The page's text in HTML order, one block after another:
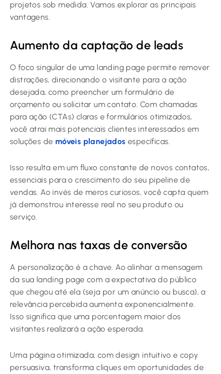
projetos sob medida. Vamos explorar as principais
vantagens.
Aumento da captação de leads
O foco singular de uma landing page permite remover
distrações, direcionando o visitante para a ação
desejada, como preencher um formulário de
orçamento ou solicitar um contato. Com chamadas
para ação (CTAs) claras e formulários otimizados,
você atrai mais potenciais clientes interessados em
soluções de móveis planejados específicas.
Isso resulta em um fluxo constante de novos contatos,
essenciais para o crescimento do seu pipeline de
vendas. Ao invés de meros curiosos, você capta quem
já demonstrou interesse real no seu produto ou
serviço.
Melhora nas taxas de conversão
A personalização é a chave. Ao alinhar a mensagem
da sua landing page com a expectativa do público
que chegou até ela (seja por um anúncio ou busca), a
relevância percebida aumenta exponencialmente.
Isso significa que uma porcentagem maior dos
visitantes realizará a ação esperada.
Uma página otimizada, com design intuitivo e copy
persuasiva, transforma cliques em oportunidades de